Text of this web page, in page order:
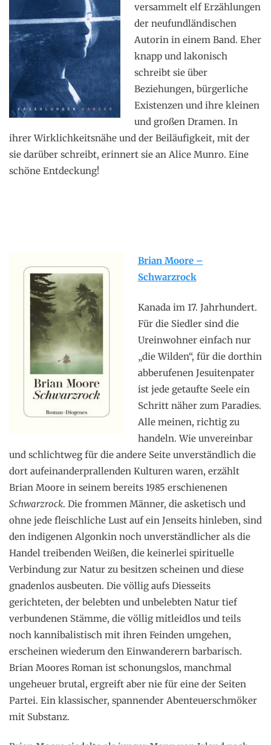
versammelt elf Erzählungen
der neufundländischen
Autorin in einem Band. Eher
knapp und lakonisch
schreibt sie über
Beziehungen, bürgerliche
Existenzen und ihre kleinen
und großen Dramen. In
ihrer Wirklichkeitsnähe und der Beiläufigkeit, mit der
sie darüber schreibt, erinnert sie an Alice Munro. Eine
schöne Entdeckung!
Brian Moore –
Schwarzrock
Kanada im 17. Jahrhundert.
Für die Siedler sind die
Ureinwohner einfach nur
„die Wilden“, für die dorthin
abberufenen Jesuitenpater
ist jede getaufte Seele ein
Schritt näher zum Paradies.
Alle meinen, richtig zu
handeln. Wie unvereinbar
und schlichtweg für die andere Seite unverständlich die
dort aufeinanderprallenden Kulturen waren, erzählt
Brian Moore in seinem bereits 1985 erschienenen
Schwarzrock. Die frommen Männer, die asketisch und
ohne jede fleischliche Lust auf ein Jenseits hinleben, sind
den indigenen Algonkin noch unverständlicher als die
Handel treibenden Weißen, die keinerlei spirituelle
Verbindung zur Natur zu besitzen scheinen und diese
gnadenlos ausbeuten. Die völlig aufs Diesseits
gerichteten, der belebten und unbelebten Natur tief
verbundenen Stämme, die völlig mitleidlos und teils
noch kannibalistisch mit ihren Feinden umgehen,
erscheinen wiederum den Einwanderern barbarisch.
Brian Moores Roman ist schonungslos, manchmal
ungeheuer brutal, ergreift aber nie für eine der Seiten
Partei. Ein klassischer, spannender Abenteuerschmöker
mit Substanz.